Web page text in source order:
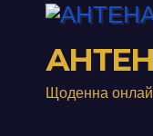
Щоденна